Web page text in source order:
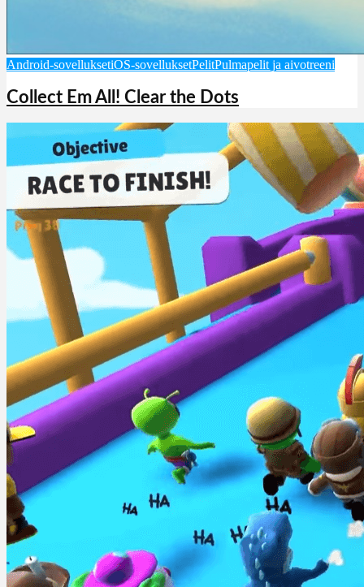
Android-sovelluksetiOS-sovelluksetPelitPulmapelit ja aivotreeni
Collect Em All! Clear the Dots